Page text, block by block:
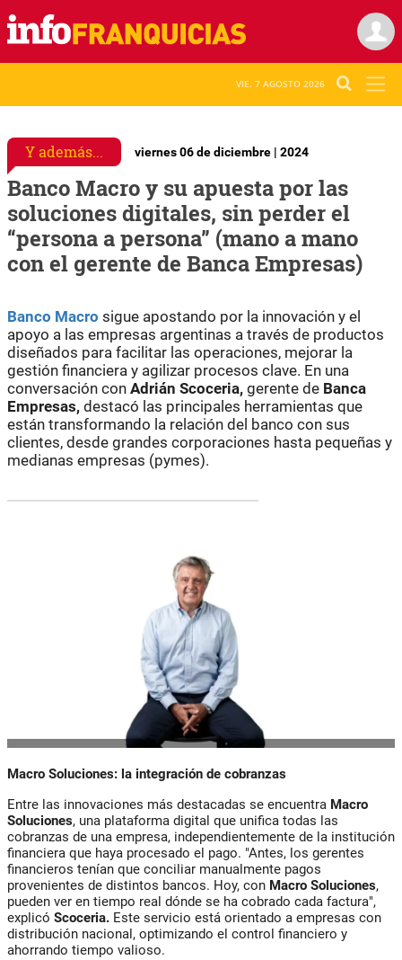
VIE. 7 AGOSTO 2026
Y además... viernes 06 de diciembre | 2024
Banco Macro y su apuesta por las
soluciones digitales, sin perder el
“persona a persona” (mano a mano
con el gerente de Banca Empresas)
Banco Macro sigue apostando por la innovación y el
apoyo a las empresas argentinas a través de productos
diseñados para facilitar las operaciones, mejorar la
gestión financiera y agilizar procesos clave. En una
conversación con Adrián Scoceria, gerente de Banca
Empresas, destacó las principales herramientas que
están transformando la relación del banco con sus
clientes, desde grandes corporaciones hasta pequeñas y
medianas empresas (pymes).
Macro Soluciones: la integración de cobranzas
Entre las innovaciones más destacadas se encuentra Macro
Soluciones, una plataforma digital que unifica todas las
cobranzas de una empresa, independientemente de la institución
financiera que haya procesado el pago. "Antes, los gerentes
financieros tenían que conciliar manualmente pagos
provenientes de distintos bancos. Hoy, con Macro Soluciones,
pueden ver en tiempo real dónde se ha cobrado cada factura",
explicó Scoceria. Este servicio está orientado a empresas con
distribución nacional, optimizando el control financiero y
ahorrando tiempo valioso.